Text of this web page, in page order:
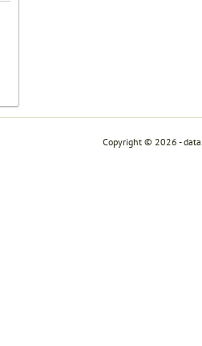
Copyright © 2026 -